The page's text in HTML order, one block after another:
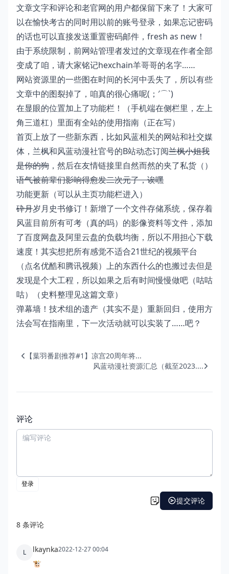
文章文字和评论和老官网的用户都保留下来了！大家可
以在愉快考古的同时用以前的账号登录，如果忘记密码
的话也可以直接发送重置密码邮件，fresh as new！
由于系统限制，前网站管理者发过的文章现在作者全部
变成了咱，请大家铭记hexchain羊哥哥的名字……
网站资源里的一些图在时间的长河中丢失了，所以有些
文章中的图裂掉了，咱真的很心痛呢(；′⌒`)
在显眼的位置加上了功能栏！（手机端在侧栏里，左上
角三道杠）里面有全站的使用指南（正在写）
首页上放了一些新东西，比如风蓝相关的网站和社交媒
体，兰枫和风蓝动漫社官号的B站动态订阅兰枫小姐我
是你的狗 ，然后在友情链接里自然而然的夹了私货（）
语气被前辈们影响得愈发二次元了，诶嘿
功能更新（可以从主页功能栏进入）
砕月岁月史书修订！新增了一个文件存储系统，保存着
风蓝目前所有可考（真的吗）的影像资料等文件，添加
了百度网盘及阿里云盘的负载均衡，所以不用担心下载
速度！其实想把所有感觉不适合21世纪的视频平台
（点名优酷和腾讯视频）上的东西什么的也搬过去但是
发现是个大工程，所以如果之后有时间慢慢做吧（咕咕
咕）（史料整理见这篇文章）
弹幕墙！技术组的遗产（其实不是）重新回归，使用方
法会写在指南里，下一次活动就可以实装了……吧？
【葉羽番剧推荐#1】凉宫20周年将...
风蓝动漫社资源汇总（截至2023....
评论